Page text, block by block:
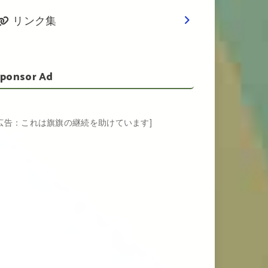
リンク集
Ad
告：これは旗旗の継続を助けています]